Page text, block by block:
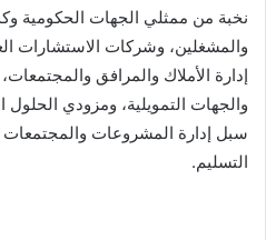
نخبة من ممثلي الجهات الحكومية
والمشغلين، وشركات الاستشارات
إدارة الأملاك والمرافق
والجهات التمويلية، ومزودي الحلول
سبل إدارة المشروعات والمجتمعات
التسليم.